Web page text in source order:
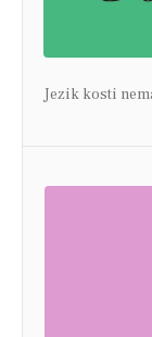
Jezik kosti